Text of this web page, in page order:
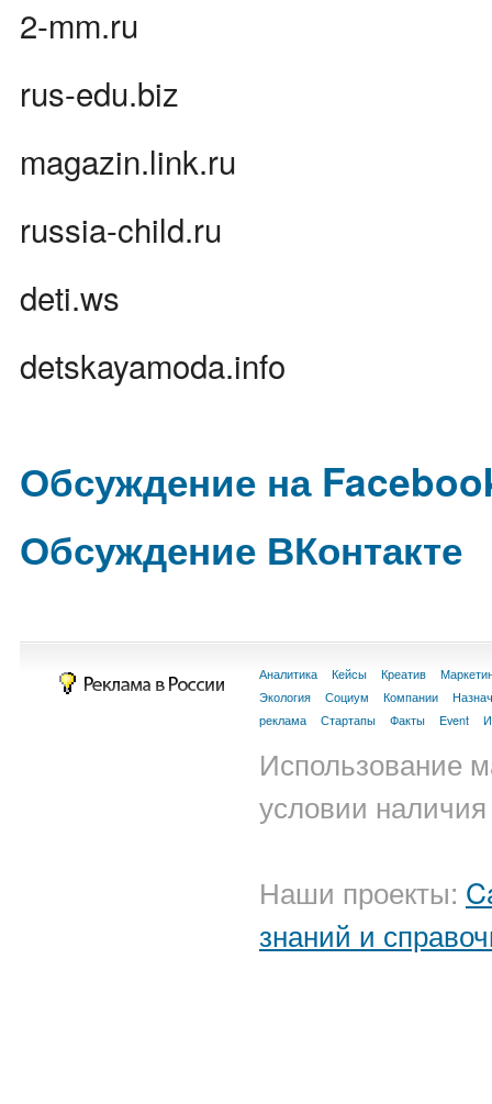
2-mm.ru
rus-edu.biz
magazin.link.ru
russia-child.ru
deti.ws
detskayamoda.info
Обсуждение на
Обсуждение ВКонтакте
Аналитика Кейсы Креатив
Экология
Социум Компании
реклама
Стартапы Факты Event
Использование
условии
Наши проекты:
знаний и